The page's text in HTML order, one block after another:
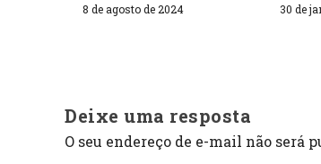
8 de agosto de 2024 30 de
Deixe uma resposta
O seu endereço de e-mail não será